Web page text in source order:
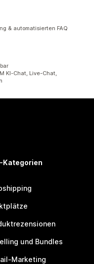
& automatisierten FAQ
KI-Chat, Live-Chat,
Kategorien
und Bundles
Marketing